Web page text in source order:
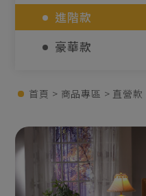
進階款
豪華款
首頁 商品專區 直營款